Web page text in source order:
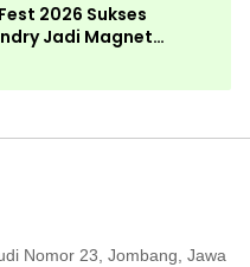
2026 Sukses
Jadi Magnet
Nomor 23, Jombang, Jawa